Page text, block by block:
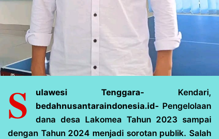
S ulawesi Tenggara- Kendari,
bedahnusantaraindonesia.id- Pengelolaan
dana desa Lakomea Tahun 2023 sampai
dengan Tahun 2024 menjadi sorotan publik. Salah